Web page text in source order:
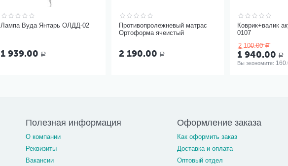
Лампа Вуда Янтарь ОЛДД-02
1 939.00 Р
Противопролежневый матрас
Ортоформа ячеистый
2 190.00 Р
Коврик+валик
0107
2 100.00 Р
1 940.00 Р
Вы экономите:
Полезная информация
О компании
Реквизиты
Вакансии
Оформление заказа
Как оформить заказ
Доставка и оплата
Оптовый отдел